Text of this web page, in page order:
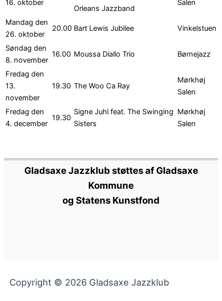
16. oktober
Orleans Jazzband
Salen
Mandag den
26. oktober
20.00 Bart Lewis Jubilee Vinkelstuen
Søndag den
8. november
16.00 Moussa Diallo Trio Børnejazz
Fredag den
13.
november
19.30 The Woo Ca Ray
Mørkhøj
Salen
Fredag den
4. december
19.30
Signe Juhl feat. The Swinging
Sisters
Mørkhøj
Salen
Gladsaxe Jazzklub støttes af Gladsaxe
Kommune
og Statens Kunstfond
Copyright © 2026 Gladsaxe Jazzklub